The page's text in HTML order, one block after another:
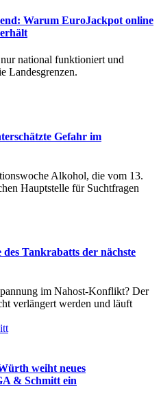
Warum EuroJackpot online
national funktioniert und
Landesgrenzen.
Gefahr im
Alkohol, die vom 13.
Hauptstelle für Suchtfragen
Tankrabatts der nächste
im Nahost-Konflikt? Der
verlängert werden und läuft
weiht neues
& Schmitt ein